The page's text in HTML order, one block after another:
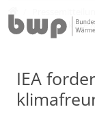
IEA fordert klare
IEA